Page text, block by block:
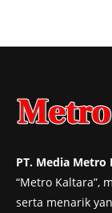
PT. Media Metro
“Metro Kaltara”,
serta menarik